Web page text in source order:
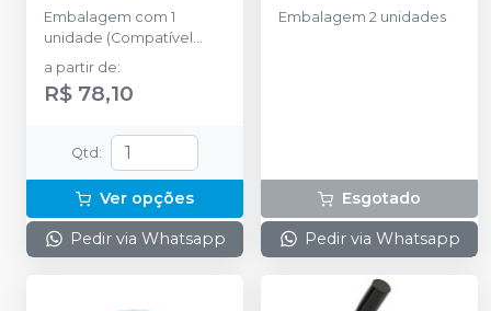
Embalagem com 1
unidade (Compatível
com MICRODONT / EMS /
Ortus / Alt /
Cristofolientech /
Advance / Advance View
/ Advance SEL / PM200
/PM 100 / Peison Master /
UltraScaler Kavo / NAC /
Emissonic MMO /
Odontomedics / Driller)
a partir de:
R$ 78,10
Qtd :
Ver opções
Pedir via Whatsapp
Embalagem 2 unidades
Esgotado
Pedir via Whatsapp